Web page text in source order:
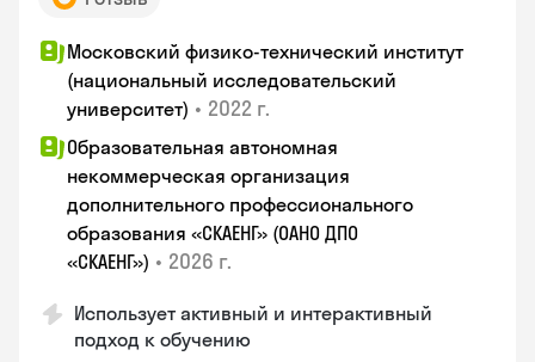
Московский физико-технический институт
(национальный исследовательский
университет) • 2022 г.
Образовательная автономная
некоммерческая организация
дополнительного профессионального
образования «СКАЕНГ» (ОАНО ДПО
«СКАЕНГ») • 2026 г.
Использует активный и интерактивный
подход к обучению